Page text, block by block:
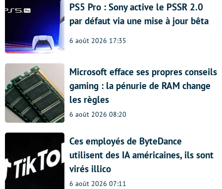
PS5 Pro : Sony active le PSSR 2.0
par défaut via une mise à jour bêta
6 août 2026 17:35
Microsoft efface ses propres conseils
gaming : la pénurie de RAM change
les règles
6 août 2026 08:20
Ces employés de ByteDance
utilisent des IA américaines, ils sont
virés illico
6 août 2026 07:11